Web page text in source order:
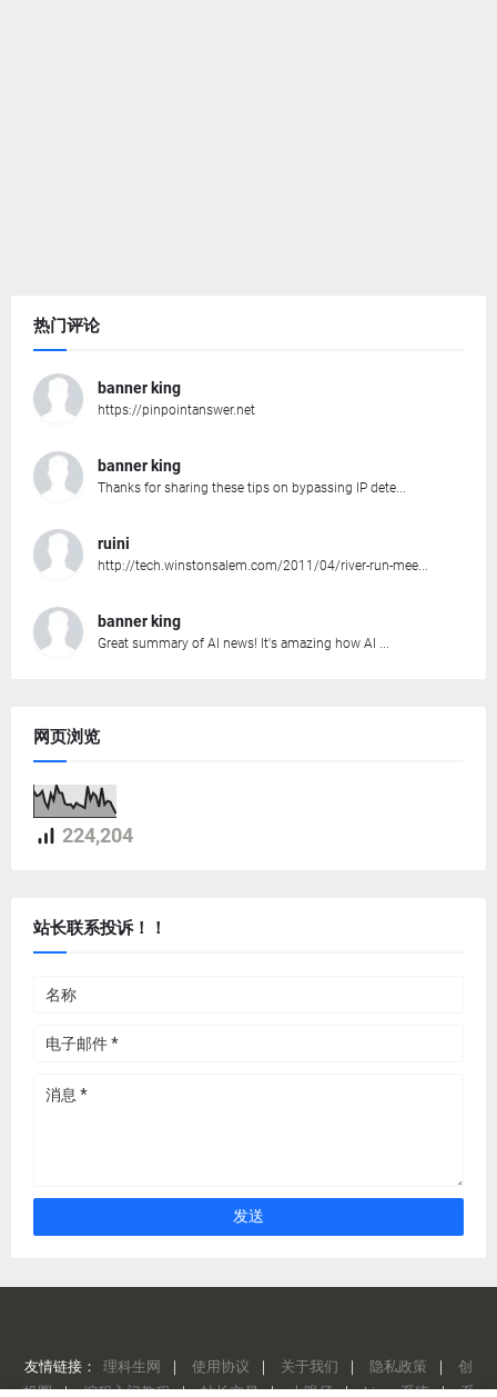
热门评论
banner king
https://pinpointanswer.net
banner king
Thanks for sharing these tips on bypassing IP dete...
ruini
http://tech.winstonsalem.com/2011/04/river-run-mee...
banner king
Great summary of AI news! It's amazing how AI ...
网页浏览
224,204
站长联系投诉！！
友情链接： 理科生网 ｜ 使用协议 ｜ 关于我们 ｜ 隐私政策 ｜
创
投圈 ｜ 编程入门教程 ｜ 站长交易 ｜ 大眼仔 ｜ Linux 系统 ｜ 系